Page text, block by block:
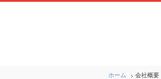
ホーム 会社概要